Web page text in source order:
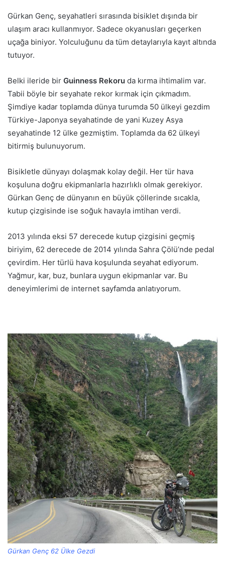
Gürkan Genç, seyahatleri sırasında bisiklet dışında bir
ulaşım aracı kullanmıyor. Sadece okyanusları geçerken
uçağa biniyor. Yolculuğunu da tüm detaylarıyla kayıt altında
tutuyor.
Belki ileride bir Guinness Rekoru da kırma ihtimalim var.
Tabii böyle bir seyahate rekor kırmak için çıkmadım.
Şimdiye kadar toplamda dünya turumda 50 ülkeyi gezdim
Türkiye-Japonya seyahatinde de yani Kuzey Asya
seyahatinde 12 ülke gezmiştim. Toplamda da 62 ülkeyi
bitirmiş bulunuyorum.
Bisikletle dünyayı dolaşmak kolay değil. Her tür hava
koşuluna doğru ekipmanlarla hazırlıklı olmak gerekiyor.
Gürkan Genç de dünyanın en büyük çöllerinde sıcakla,
kutup çizgisinde ise soğuk havayla imtihan verdi.
2013 yılında eksi 57 derecede kutup çizgisini geçmiş
biriyim, 62 derecede de 2014 yılında Sahra Çölü’nde pedal
çevirdim. Her türlü hava koşulunda seyahat ediyorum.
Yağmur, kar, buz, bunlara uygun ekipmanlar var. Bu
deneyimlerimi de internet sayfamda anlatıyorum.
Gürkan Genç 62 Ülke Gezdi